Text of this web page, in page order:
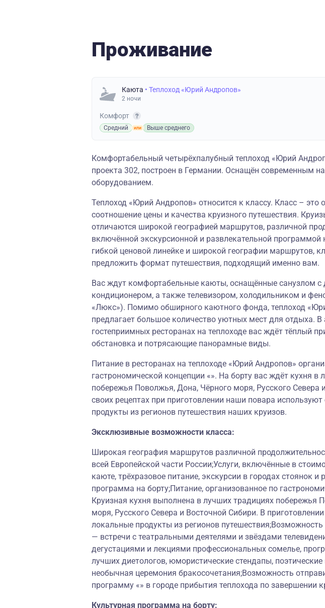
Проживание
Каюта • Теплоход «Юрий Андропов»
2 ночи
Комфорт
Средний Выше среднего
Комфортабельный четырёхпалубный теплоход «Юрий
проекта 302, построен в Германии. Оснащён современным
оборудованием.
Теплоход «Юрий Андропов» относится к классу. Класс – это
соотношение цены и качества круизного путешествия.
отличаются широкой географией маршрутов, различной
включённой экскурсионной и развлекательной программой
гибкой ценовой линейке и широкой географии маршрутов,
предложить формат путешествия, подходящий именно вам.
Вас ждут комфортабельные каюты, оснащённые санузлом с
кондиционером, а также телевизором, холодильником и
«Люкс»). Помимо обширного каютного фонда, теплоход
предлагает большое количество уютных мест для отдыха.
гостеприимных ресторанах на теплоходе вас ждёт тёплый
обстановка и потрясающие панорамные виды.
Питание в ресторанах на теплоходе «Юрий Андропов»
гастрономической концепции «». На борту вас ждёт кухня в
побережья Поволжья, Дона, Чёрного моря, Русского Севера
своих рецептах при приготовлении наши повара
продукты из регионов путешествия наших круизов.
Эксклюзивные возможности класса:
Широкая география маршрутов различной
всей Европейской части России;Услуги, включённые в
каюте, трёхразовое питание, экскурсии в городах стоянок и
программа на борту;Питание, организованное по
Круизная кухня выполнена в лучших традициях побережья
моря, Русского Севера и Восточной Сибири. В
локальные продукты из регионов путешествия;Возможность
— встречи с театральными деятелями и звёздами
дегустациями и лекциями профессиональных сомелье,
лучших диетологов, юмористические стендапы,
необычная церемония бракосочетания;Возможность
программу «» в городе прибытия теплохода по завершении
Культурная программа на борту: